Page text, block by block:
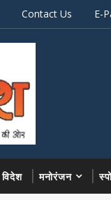
Contact Us E-
विदेश मनोरंजन